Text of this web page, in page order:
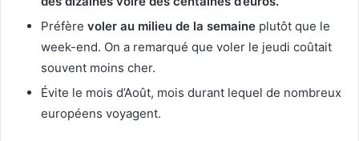
Préfère voler au milieu de la semaine plutôt que le
week-end. On a remarqué que voler le jeudi coûtait
souvent moins cher.
Évite le mois d’Août, mois durant lequel de nombreux
européens voyagent.